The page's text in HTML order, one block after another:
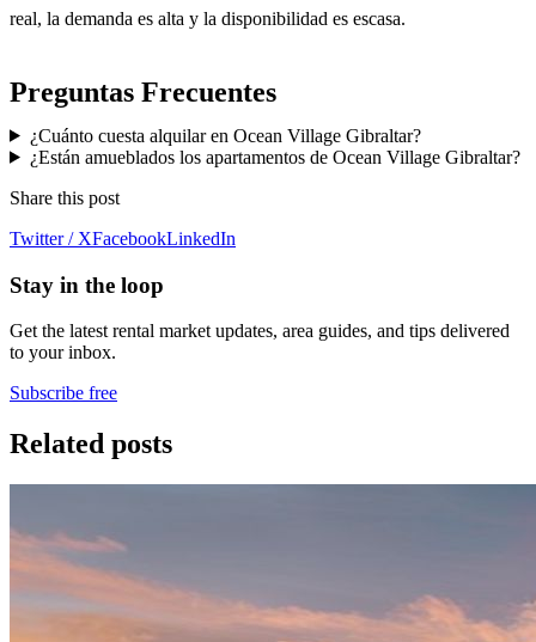
real, la demanda es alta y la disponibilidad es escasa.
Preguntas Frecuentes
¿Cuánto cuesta alquilar en Ocean Village Gibraltar?
¿Están amueblados los apartamentos de Ocean Village Gibraltar?
Share this post
Twitter / XFacebookLinkedIn
Stay in the loop
Get the latest rental market updates, area guides, and tips delivered
to your inbox.
Subscribe free
Related posts